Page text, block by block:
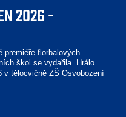
2026 -
premiéře florbalových
škol se vydařila. Hrálo
v tělocvičně ZŠ Osvobození